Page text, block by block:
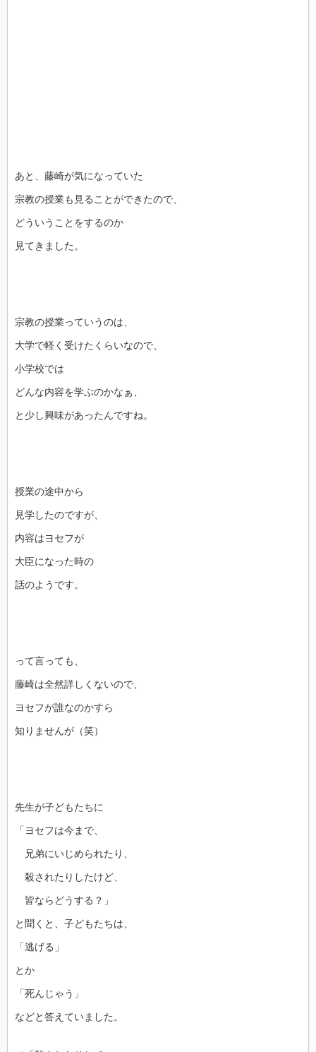
あと、藤崎が気になっていた
宗教の授業も見ることができたので、
どういうことをするのか
見てきました。
宗教の授業っていうのは、
大学で軽く受けたくらいなので、
小学校では
どんな内容を学ぶのかなぁ、
と少し興味があったんですね。
授業の途中から
見学したのですが、
内容はヨセフが
大臣になった時の
話のようです。
って言っても、
藤崎は全然詳しくないので、
ヨセフが誰なのかすら
知りませんが（笑）
先生が子どもたちに
「ヨセフは今まで、
兄弟にいじめられたり、
殺されたりしたけど、
皆ならどうする？」
と聞くと、子どもたちは、
「逃げる」
とか
「死んじゃう」
などと答えていました。